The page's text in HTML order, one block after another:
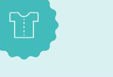
Patrons